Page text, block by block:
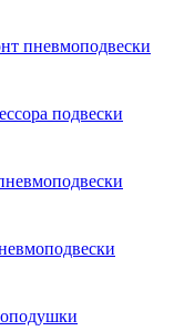
пневмоподвески
подвески